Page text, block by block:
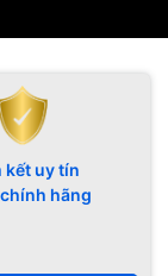
kết uy tín
hãng